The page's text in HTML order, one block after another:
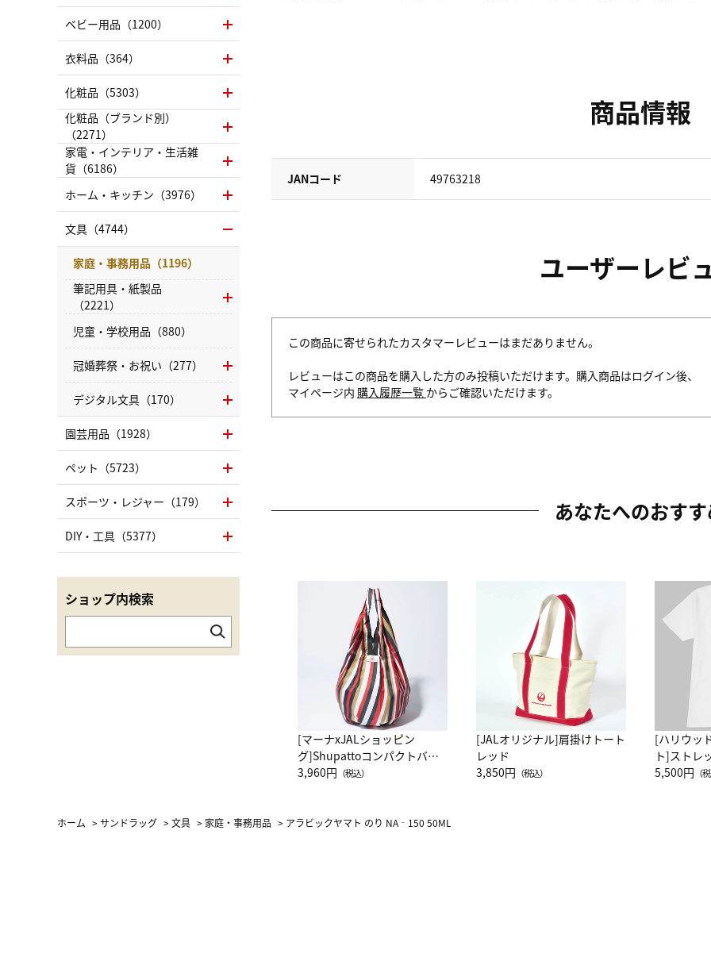
商品情報
JANコード 49763218
ユーザーレビ
この商品に寄せられたカスタマーレビューはまだありません。
レビューはこの商品を購入した方のみ投稿いただけます。購入商品はログイン後、
マイページ内 購入履歴一覧 からご確認いただけます。
あなたへのおす
[マーナxJALショッピン
グ]Shupattoコンパクトバッ
グ Drop JAL客室乗務員
3,960円 （税込）
[JALオリジナル]肩掛けトート
レッド
3,850円 （税込）
[ハリウッ
ト]ストレ
ーネック
5,500円 （
ベビー用品（1200）
衣料品（364）
化粧品（5303）
化粧品（ブランド別）
（2271）
家電・インテリア・生活雑
貨（6186）
ホーム・キッチン（3976）
文具（4744）
家庭・事務用品（1196）
筆記用具・紙製品
（2221）
児童・学校用品（880）
冠婚葬祭・お祝い（277）
デジタル文具（170）
園芸用品（1928）
ペット（5723）
スポーツ・レジャー（179）
DIY・工具（5377）
ショップ内検索
ホーム >サンドラッグ >文具 > 家庭・事務用品 > アラビックヤマト のり NA‐150 50ML